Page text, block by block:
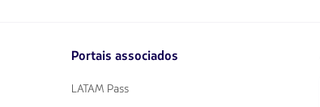
flechas
navegar
Portais associados
LATAM Pass